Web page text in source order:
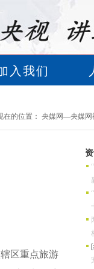
入我们
在的位置： 央媒网—央媒网
区重点旅游